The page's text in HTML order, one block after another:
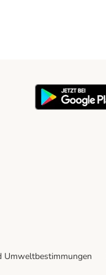
Umweltbestimmungen